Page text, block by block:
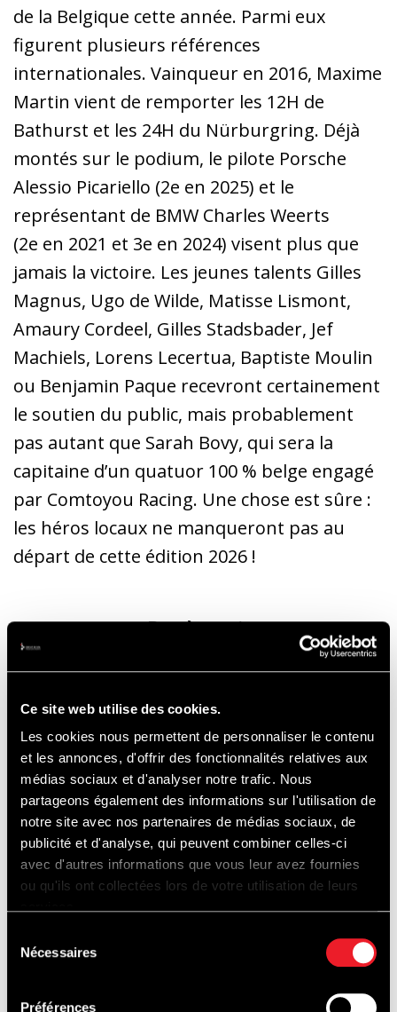
Ce site web utilise des cookies.
Les cookies nous permettent de personnaliser le contenu
et les annonces, d'offrir des fonctionnalités relatives aux
médias sociaux et d'analyser notre trafic. Nous
partageons également des informations sur l'utilisation de
notre site avec nos partenaires de médias sociaux, de
publicité et d'analyse, qui peuvent combiner celles-ci
avec d'autres informations que vous leur avez fournies
ou qu'ils ont collectées lors de votre utilisation de leurs
Nécessaires
Préférences
de la Belgique cette année. Parmi eux
figurent plusieurs références
internationales. Vainqueur en 2016, Maxime
Martin vient de remporter les 12H de
Bathurst et les 24H du Nürburgring. Déjà
montés sur le podium, le pilote Porsche
Alessio Picariello (2e en 2025) et le
représentant de BMW Charles Weerts
(2e en 2021 et 3e en 2024) visent plus que
jamais la victoire. Les jeunes talents Gilles
Magnus, Ugo de Wilde, Matisse Lismont,
Amaury Cordeel, Gilles Stadsbader, Jef
Machiels, Lorens Lecertua, Baptiste Moulin
ou Benjamin Paque recevront certainement
le soutien du public, mais probablement
pas autant que Sarah Bovy, qui sera la
capitaine d’un quatuor 100 % belge engagé
par Comtoyou Racing. Une chose est sûre :
les héros locaux ne manqueront pas au
départ de cette édition 2026 !
Bon à savoir